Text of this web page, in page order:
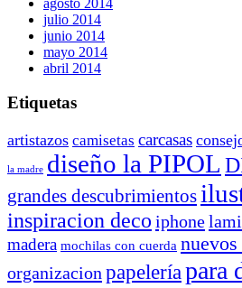
julio 2014
junio 2014
mayo 2014
abril 2014
Etiquetas
artistazos camisetas carcasas
la madre diseño la PIPOL
grandes descubrimientos
inspiracion deco iphone
madera mochilas con cuerda
organizacion papeleríapara